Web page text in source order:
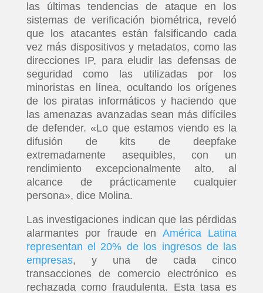
las últimas tendencias de ataque en los
sistemas de verificación biométrica, reveló
que los atacantes están falsificando cada
vez más dispositivos y metadatos, como las
direcciones IP, para eludir las defensas de
seguridad como las utilizadas por los
minoristas en línea, ocultando los orígenes
de los piratas informáticos y haciendo que
las amenazas avanzadas sean más difíciles
de defender. «Lo que estamos viendo es la
difusión de kits de deepfake
extremadamente asequibles, con un
rendimiento excepcionalmente alto, al
alcance de prácticamente cualquier
persona», dice Molina.
Las investigaciones indican que las pérdidas
alarmantes por fraude en América Latina
representan el 20% de los ingresos de las
empresas, y una de cada cinco
transacciones de comercio electrónico es
rechazada como fraudulenta. Esta tasa es